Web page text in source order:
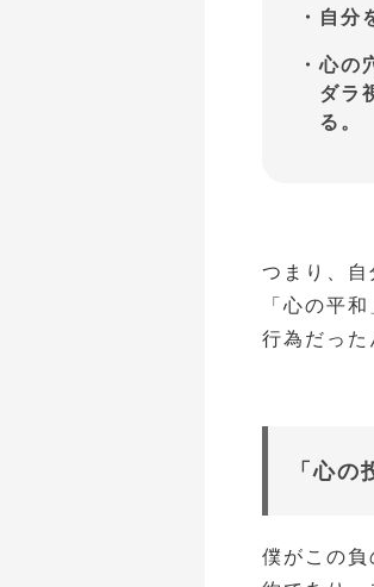
自分
心の
ダラ
る。
つまり、
「心の平
行為だった
「心
僕がこの